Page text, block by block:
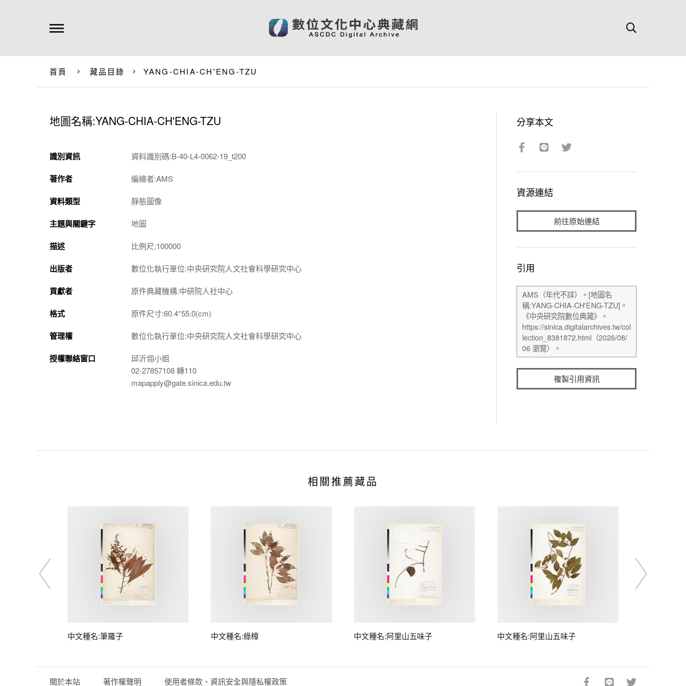
首頁 藏品目錄 YANG-CHIA-CH'ENG-TZU
地圖名稱:YANG-CHIA-CH'ENG-TZU
識別資訊 資料識別碼:B-40-L4-0062-19_t200
著作者 編繪者:AMS
資料類型 靜態圖像
主題與關鍵字 地圖
描述 比例尺:100000
出版者 數位化執行單位:中央研究院人文社會科學研究中心
貢獻者 原件典藏機構:中研院人社中心
格式 原件尺寸:60.4*55.0(cm)
管理權 數位化執行單位:中央研究院人文社會科學研究中心
授權聯絡窗口
邱沂翎小姐
02-27857108 轉110
mapapply@gate.sinica.edu.tw
分享本文
資源連結
前往原始連結
引用
複製引用資訊
相關推薦藏品
中文種名:筆羅子 中文種名:綠樟 中文種名:阿里山五味子 中文種名:阿里山五味子
關於本站 著作權聲明 使用者條款、資訊安全與隱私權政策